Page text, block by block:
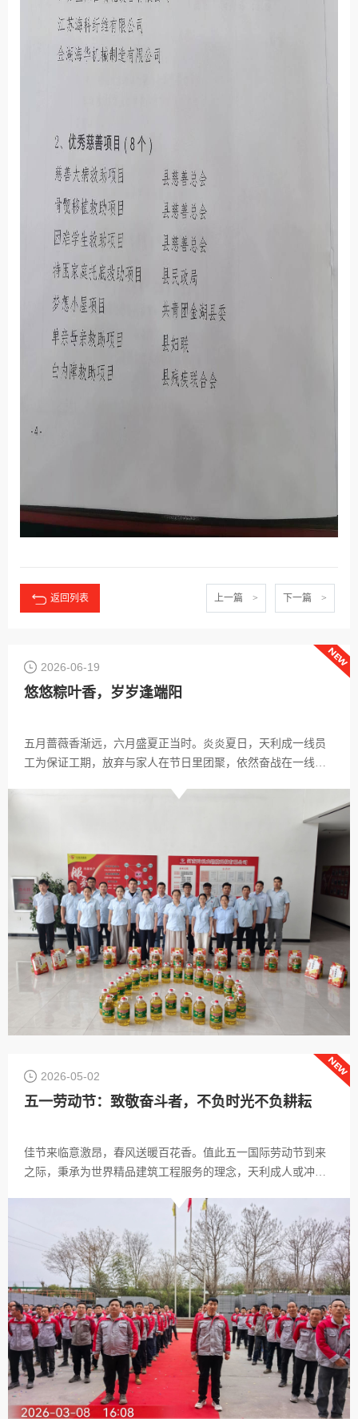
返回列表 上一篇 > 下一篇 >
2026-06-19
悠悠粽叶香，岁岁逢端阳
五月蔷薇香渐远，六月盛夏正当时。炎炎夏日，天利成一线员
工为保证工期，放弃与家人在节日里团聚，依然奋战在一线。
品，为在外出差的人员发放现金红包，让他们在工作岗位上能
2026-05-02
五一劳动节：致敬奋斗者，不负时光不负耕耘
佳节来临意激昂，春风送暖百花香。值此五一国际劳动节到来
之际，秉承为世界精品建筑工程服务的理念，天利成人或冲锋
令人动容。让我们向最美奋斗者致敬！企业发展的道路上，一
批又一批天利成家人，在各自岗位上，大力弘扬劳模精神 奋斗
精神，工匠精神，拼搏奋斗 步履不停，在此，向所有家人，致
以节日的问候和最崇高的敬意，道一声：您辛苦了！